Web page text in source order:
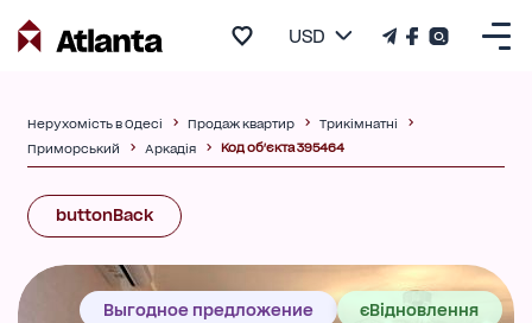
USD
Нерухомість в Одесі Продаж квартир
Трикімнатні
Приморський
Аркадія Код об'єкта 395464
buttonBack
Выгодное предложение єВідновлення